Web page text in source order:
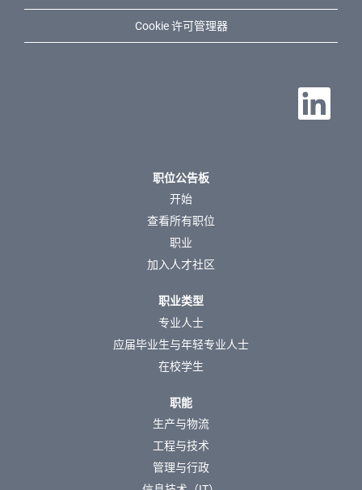
Cookie 许可管理器
在新选项卡
职位公告板
开始
查看所有职位
职业
加入人才社区
职业类型
专业人士
应届毕业生与年轻专业人士
在校学生
职能
生产与物流
工程与技术
管理与行政